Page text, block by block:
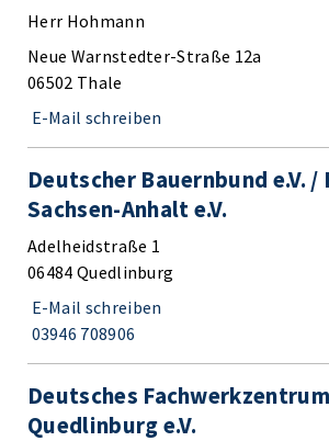
Herr Hohmann
Neue Warnstedter-Straße 12a
06502 Thale
E-Mail schreiben
Deutscher Bauernbund e.V. /
Sachsen-Anhalt e.V.
Adelheidstraße 1
06484 Quedlinburg
E-Mail schreiben
03946 708906
Deutsches Fachwerkzentrum
Quedlinburg e.V.